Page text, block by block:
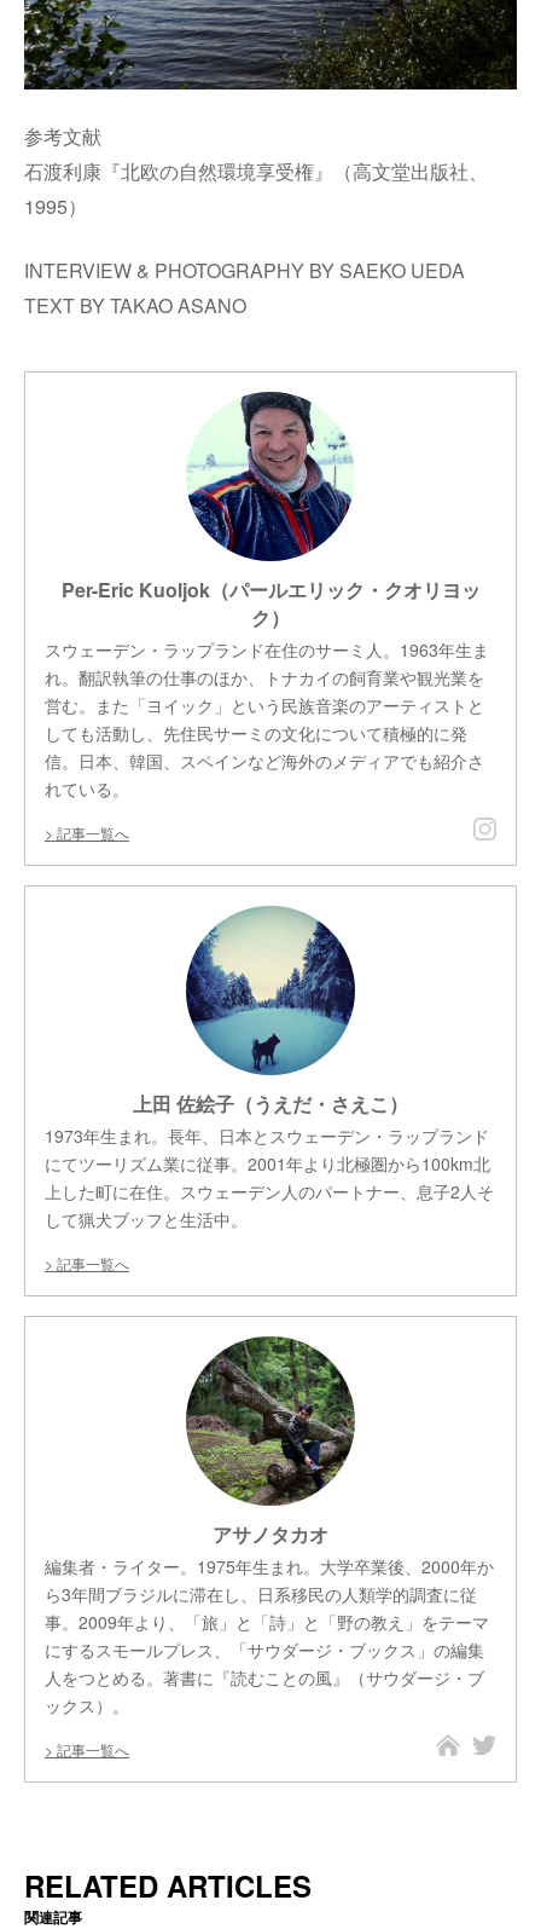
参考文献
石渡利康『北欧の自然環境享受権』（高文堂出版社、
1995）
INTERVIEW & PHOTOGRAPHY BY SAEKO UEDA
TEXT BY TAKAO ASANO
Per-Eric Kuoljok（パールエリック・クオリヨッ
ク）
スウェーデン・ラップランド在住のサーミ人。1963年生ま
れ。翻訳執筆の仕事のほか、トナカイの飼育業や観光業を
営む。また「ヨイック」という民族音楽のアーティストと
しても活動し、先住民サーミの文化について積極的に発
信。日本、韓国、スペインなど海外のメディアでも紹介さ
れている。
記事一覧へ
上田 佐絵子（うえだ・さえこ）
1973年生まれ。長年、日本とスウェーデン・ラップランド
にてツーリズム業に従事。2001年より北極圏から100km北
上した町に在住。スウェーデン人のパートナー、息子2人そ
して猟犬ブッフと生活中。
記事一覧へ
アサノタカオ
編集者・ライター。1975年生まれ。大学卒業後、2000年か
ら3年間ブラジルに滞在し、日系移民の人類学的調査に従
事。2009年より、「旅」と「詩」と「野の教え」をテーマ
にするスモールプレス、「サウダージ・ブックス」の編集
人をつとめる。著書に『読むことの風』（サウダージ・ブ
ックス）。
記事一覧へ
RELATED ARTICLES
関連記事